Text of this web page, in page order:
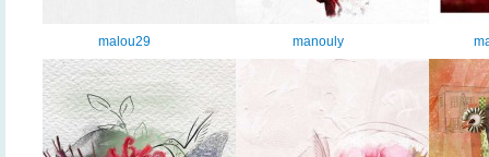
malou29 manouly